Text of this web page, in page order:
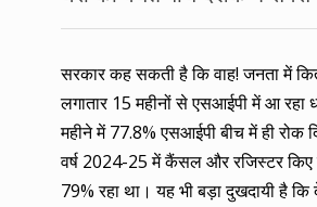
CLEVER!
सरकार कह सकती है कि वाह! जनता में
लगातार 15 महीनों से एसआईपी में आ
महीने में 77.8% एसआईपी बीच में ही
वर्ष 2024-25 में कैंसल और रजिस्टर
79% रहा था। यह भी बड़ा दुखदायी है